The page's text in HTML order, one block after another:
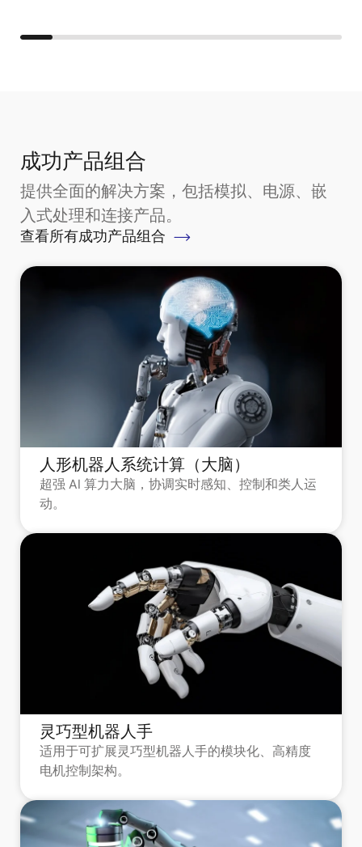
成功产品组合
提供全面的解决方案，包括模拟、电源、嵌
入式处理和连接产品。
查看所有成功产品组合
人形机器人系统计算（大脑）
超强 AI 算力大脑，协调实时感知、控制和类人运
动。
灵巧型机器人手
适用于可扩展灵巧型机器人手的模块化、高精度
电机控制架构。